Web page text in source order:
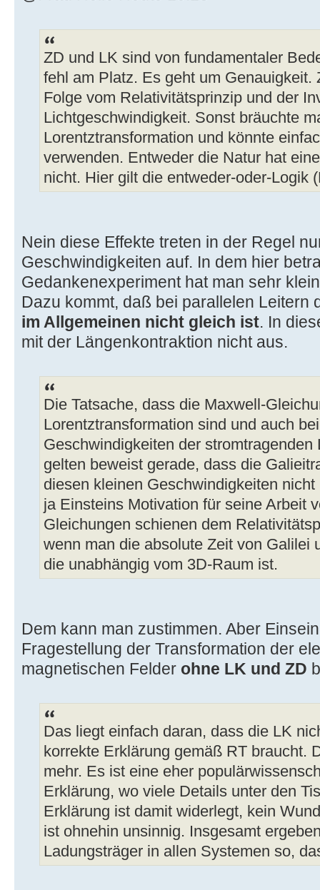
ZD und LK sind von fundamentaler
fehl am Platz. Es geht um Genauigkeit.
Folge vom Relativitätsprinzip und der
Lichtgeschwindigkeit. Sonst bräuchte
Lorentztransformation und könnte
verwenden. Entweder die Natur hat
nicht. Hier gilt die entweder-oder-Logik
Nein diese Effekte treten in der Regel
Geschwindigkeiten auf. In dem hier
Gedankenexperiment hat man sehr
Dazu kommt, daß bei parallelen Leitern
im Allgemeinen nicht gleich ist. In
mit der Längenkontraktion nicht aus.
Die Tatsache, dass die Maxwell-
Lorentztransformation sind und auch
Geschwindigkeiten der
gelten beweist gerade, dass die
diesen kleinen Geschwindigkeiten
ja Einsteins Motivation für seine Arbeit
Gleichungen schienen dem
wenn man die absolute Zeit von Galilei
die unabhängig vom 3D-Raum ist.
Dem kann man zustimmen. Aber
Fragestellung der Transformation der
magnetischen Felder ohne LK und ZD
Das liegt einfach daran, dass die LK
korrekte Erklärung gemäß RT braucht.
mehr. Es ist eine eher
Erklärung, wo viele Details unter den
Erklärung ist damit widerlegt, kein
ist ohnehin unsinnig. Insgesamt
Ladungsträger in allen Systemen so,